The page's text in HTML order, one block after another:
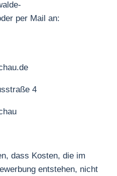
Mail an:
4
dass Kosten, die im
entstehen, nicht